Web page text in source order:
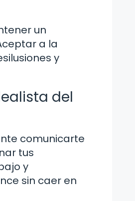
un
a la
y
del
comunicarte
tus
y
sin caer en